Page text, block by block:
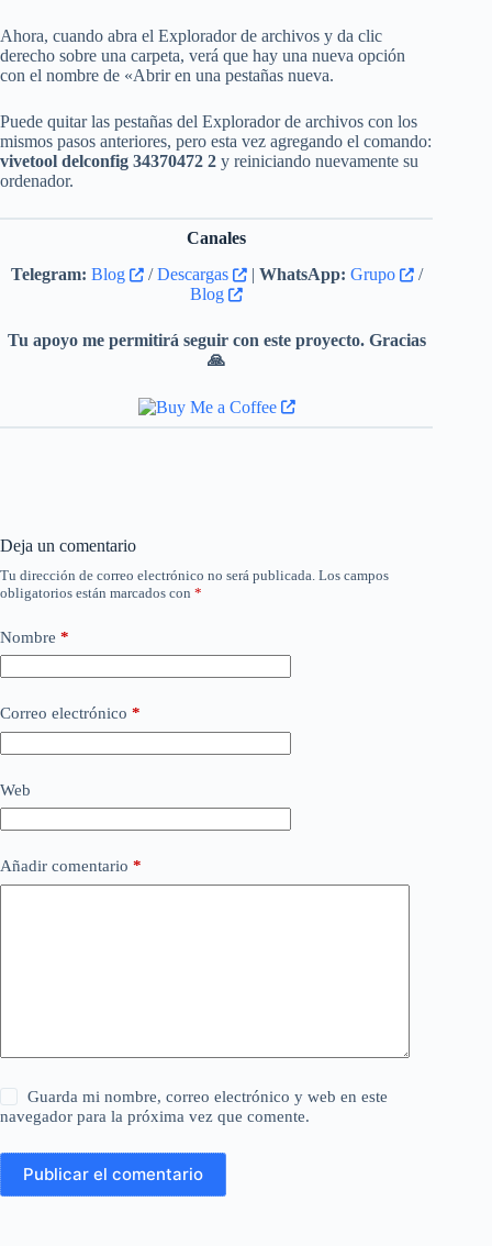
Ahora, cuando abra el Explorador de archivos y da clic
derecho sobre una carpeta, verá que hay una nueva opción
con el nombre de «Abrir en una pestañas nueva.
Puede quitar las pestañas del Explorador de archivos con los
mismos pasos anteriores, pero esta vez agregando el comando:
vivetool delconfig 34370472 2 y reiniciando nuevamente su
ordenador.
Canales
Telegram: Blog /Descargas | WhatsApp: Grupo
/
Blog
Tu apoyo me permitirá seguir con este proyecto. Gracias
🙏
Deja un comentario
Tu dirección de correo electrónico no será publicada. Los campos
obligatorios están marcados con *
Nombre *
Correo electrónico *
Web
Añadir comentario *
Guarda mi nombre, correo electrónico y web en este
navegador para la próxima vez que comente.
Publicar el comentario